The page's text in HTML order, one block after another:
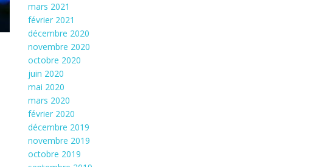
mars 2021
février 2021
décembre 2020
novembre 2020
octobre 2020
juin 2020
mai 2020
mars 2020
février 2020
décembre 2019
novembre 2019
octobre 2019